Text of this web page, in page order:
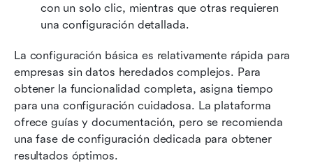
con un solo clic, mientras que otras requieren
una configuración detallada.
La configuración básica es relativamente rápida para
empresas sin datos heredados complejos. Para
obtener la funcionalidad completa, asigna tiempo
para una configuración cuidadosa. La plataforma
ofrece guías y documentación, pero se recomienda
una fase de configuración dedicada para obtener
resultados óptimos.